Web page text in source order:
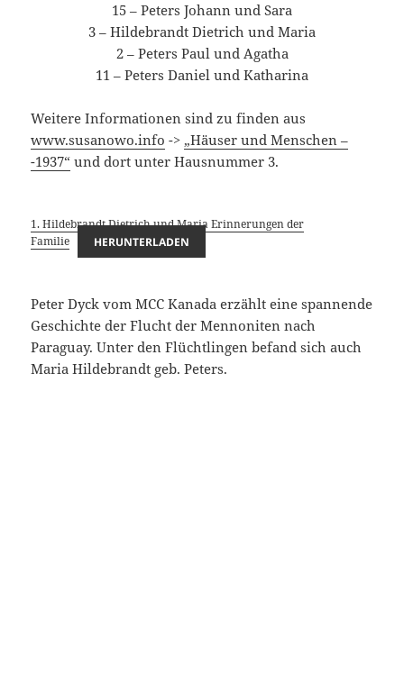
15 – Peters Johann und Sara
3 – Hildebrandt Dietrich und Maria
2 – Peters Paul und Agatha
11 – Peters Daniel und Katharina
Weitere Informationen sind zu finden aus
www.susanowo.info -> „Häuser und Menschen –
-1937“ und dort unter Hausnummer 3.
1. Hildebrandt Dietrich und Maria Erinnerungen der
Familie
HERUNTERLADEN
Peter Dyck vom MCC Kanada erzählt eine spannende
Geschichte der Flucht der Mennoniten nach
Paraguay. Unter den Flüchtlingen befand sich auch
Maria Hildebrandt geb. Peters.